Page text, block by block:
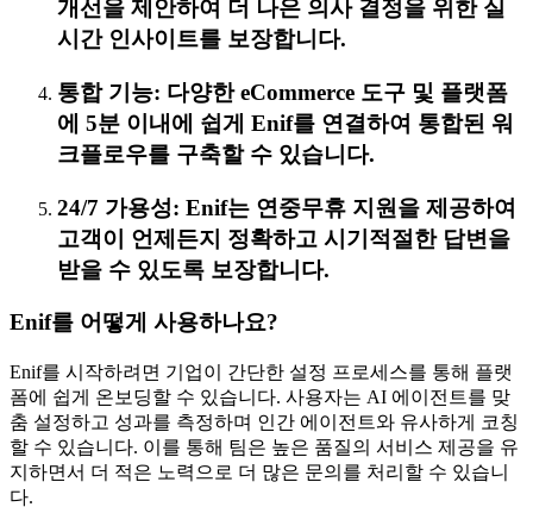
개선을 제안하여 더 나은 의사 결정을 위한 실
시간 인사이트를 보장합니다.
통합 기능: 다양한 eCommerce 도구 및 플랫폼
에 5분 이내에 쉽게 Enif를 연결하여 통합된 워
크플로우를 구축할 수 있습니다.
24/7 가용성: Enif는 연중무휴 지원을 제공하여
고객이 언제든지 정확하고 시기적절한 답변을
받을 수 있도록 보장합니다.
Enif를 어떻게 사용하나요?
Enif를 시작하려면 기업이 간단한 설정 프로세스를 통해 플랫
폼에 쉽게 온보딩할 수 있습니다. 사용자는 AI 에이전트를 맞
춤 설정하고 성과를 측정하며 인간 에이전트와 유사하게 코칭
할 수 있습니다. 이를 통해 팀은 높은 품질의 서비스 제공을 유
지하면서 더 적은 노력으로 더 많은 문의를 처리할 수 있습니
다.